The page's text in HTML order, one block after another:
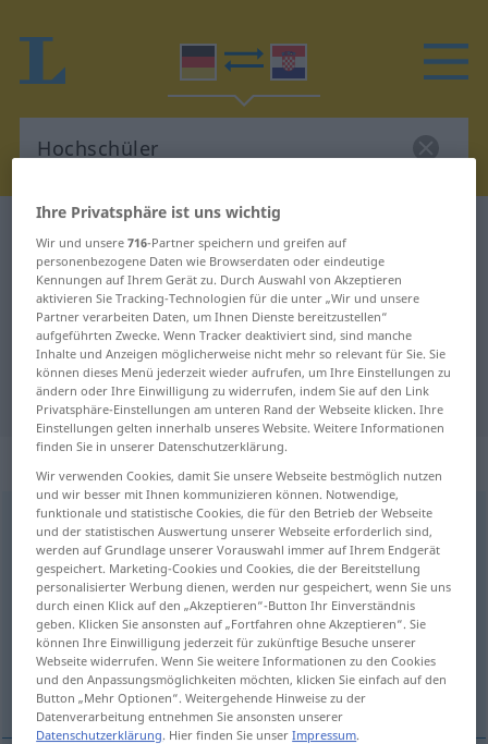
Deutsch-Kroatisch Übersetzung für
"Hochschüler"
"Hochschüler" Kroatisch
Übersetzung
: Maskulinum
Hochschülerm <-s;Hochschüler>Hochschülerin f
Hochschülerin;-innen>
Übersicht aller Übersetzungen
(Für mehr Details die Übersetzung anklicken/antippen)
visokoškolac, student, visokoškolka,
studentica
Ihre Privatsphäre ist uns wichtig
Wir und unsere716-Partner speichern und greifen auf
personenbezogene Daten wie Browserdaten oder eindeutige
Kennungen auf Ihrem Gerät zu. Durch Auswahl von Akzeptieren
aktivieren Sie Tracking-Technologien für die unter „Wir und unsere
Partner verarbeiten Daten, um Ihnen Dienste bereitzustellen“
aufgeführten Zwecke. Wenn Tracker deaktiviert sind, sind manche
Inhalte und Anzeigen möglicherweise nicht mehr so relevant für Sie. Sie
können dieses Menü jederzeit wieder aufrufen, um Ihre Einstellungen zu
ändern oder Ihre Einwilligung zu widerrufen, indem Sie auf den Link
Privatsphäre-Einstellungen am unteren Rand der Webseite klicken. Ihre
Einstellungen gelten innerhalb unseres Website. Weitere Informationen
finden Sie in unserer Datenschutzerklärung.
Wir verwenden Cookies, damit Sie unsere Webseite bestmöglich nutzen
und wir besser mit Ihnen kommunizieren können. Notwendige,
funktionale und statistische Cookies, die für den Betrieb der Webseite
und der statistischen Auswertung unserer Webseite erforderlich sind,
werden auf Grundlage unserer Vorauswahl immer auf Ihrem Endgerät
gespeichert. Marketing-Cookies und Cookies, die der Bereitstellung
personalisierter Werbung dienen, werden nur gespeichert, wenn Sie uns
durch einen Klick auf den „Akzeptieren“-Button Ihr Einverständnis
geben. Klicken Sie ansonsten auf „Fortfahren ohne Akzeptieren“. Sie
können Ihre Einwilligung jederzeit für zukünftige Besuche unserer
Webseite widerrufen. Wenn Sie weitere Informationen zu den Cookies
und den Anpassungsmöglichkeiten möchten, klicken Sie einfach auf den
Button „Mehr Optionen“. Weitergehende Hinweise zu der
Datenverarbeitung entnehmen Sie ansonsten unserer
Datenschutzerklärung. Hier finden Sie unserImpressum.